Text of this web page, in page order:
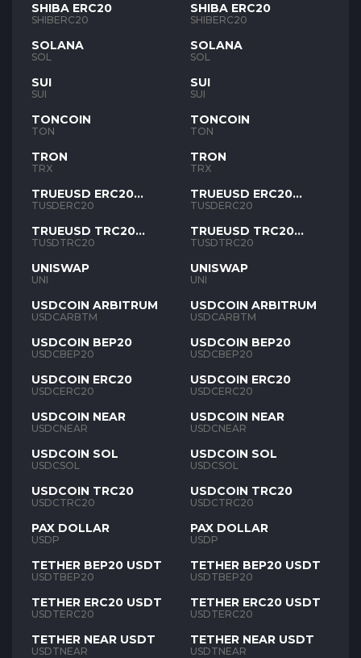
SHIBA ERC20
SHIBERC20
SOLANA
SOL
SUI
SUI
TONCOIN
TON
TRON
TRX
TRUEUSD ERC20
TUSD
TUSDERC20
TRUEUSD TRC20
TUSD
TUSDTRC20
UNISWAP
UNI
USDCOIN ARBITRUM
USDCARBTM
USDCOIN BEP20
USDCBEP20
USDCOIN ERC20
USDCERC20
USDCOIN NEAR
USDCNEAR
USDCOIN SOL
USDCSOL
USDCOIN TRC20
USDCTRC20
PAX DOLLAR
USDP
TETHER BEP20 USDT
USDTBEP20
TETHER ERC20 USDT
USDTERC20
TETHER NEAR USDT
USDTNEAR
SHIBA ERC20
SHIBERC20
SOLANA
SOL
SUI
SUI
TONCOIN
TON
TRON
TRX
TRUEUSD ERC20
TUSD
TUSDERC20
TRUEUSD TRC20
TUSD
TUSDTRC20
UNISWAP
UNI
USDCOIN ARBITRUM
USDCARBTM
USDCOIN BEP20
USDCBEP20
USDCOIN ERC20
USDCERC20
USDCOIN NEAR
USDCNEAR
USDCOIN SOL
USDCSOL
USDCOIN TRC20
USDCTRC20
PAX DOLLAR
USDP
TETHER BEP20 USDT
USDTBEP20
TETHER ERC20 USDT
USDTERC20
TETHER NEAR USDT
USDTNEAR